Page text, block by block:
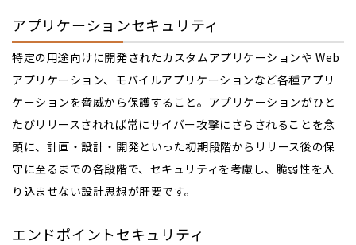
アプリケーションセキュリティ
特定の用途向けに開発されたカスタムアプリケーションや Web
アプリケーション、モバイルアプリケーションなど各種アプリ
ケーションを脅威から保護すること。アプリケーションがひと
たびリリースされれば常にサイバー攻撃にさらされることを念
頭に、計画・設計・開発といった初期段階からリリース後の保
守に至るまでの各段階で、セキュリティを考慮し、脆弱性を入
り込ませない設計思想が肝要です。
エンドポイントセキュリティ